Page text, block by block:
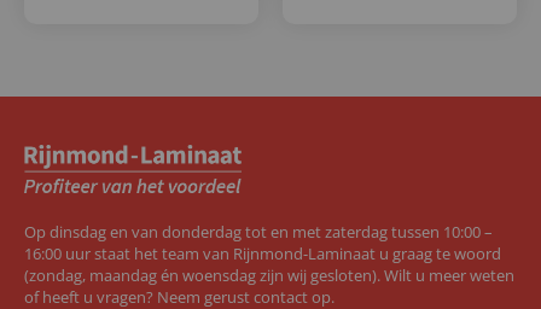
Op dinsdag en van donderdag tot en met zaterdag tussen 10:00 –
16:00 uur staat het team van Rijnmond-Laminaat u graag te woord
(zondag, maandag én woensdag zijn wij gesloten). Wilt u meer weten
of heeft u vragen? Neem gerust contact op.